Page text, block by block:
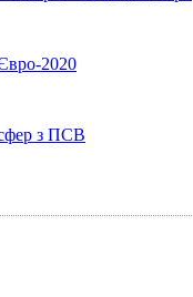
2020
з ПСВ